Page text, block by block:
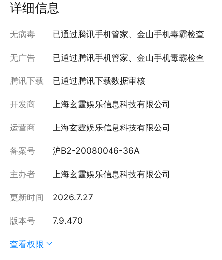
详细信息
无病毒 已通过腾讯手机管家、金山手机毒霸检查
无广告 已通过腾讯手机管家、金山手机毒霸检查
腾讯下载 已通过腾讯下载数据审核
开发商 上海玄霆娱乐信息科技有限公司
运营商 上海玄霆娱乐信息科技有限公司
备案号 沪B2-20080046-36A
主办者 上海玄霆娱乐信息科技有限公司
更新时间 2026.7.27
版本号 7.9.470
查看权限